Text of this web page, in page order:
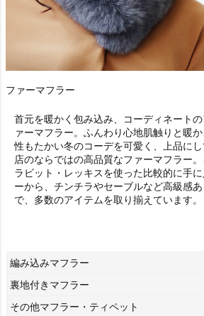
ファーマフラー
首元を暖かく包み込み、コーディネート
ァーマフラー。ふんわり心地肌触りと暖
性もたかい冬のコーデを可愛く、上品に
店のならではの高品質なファーマフラー
ラビット・レッキスを使った比較的に手
ーから、チンチラやセーブルなど高級感
で、多数のアイテムを取り揃えています。
編み込みマフラー
裏地付きマフラー
その他マフラー・ティペット